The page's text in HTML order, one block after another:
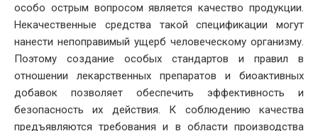
особо острым вопросом является качество продукции.
Некачественные средства такой спецификации могут
нанести непоправимый ущерб человеческому организму.
Поэтому создание особых стандартов и правил в
отношении лекарственных препаратов и биоактивных
добавок позволяет обеспечить эффективность и
безопасность их действия. К соблюдению качества
предъявляются требования и в области производства